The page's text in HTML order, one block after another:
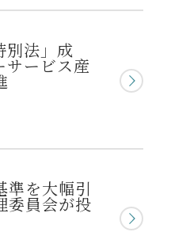
別法」成
ービス産
準を大幅引
員会が投